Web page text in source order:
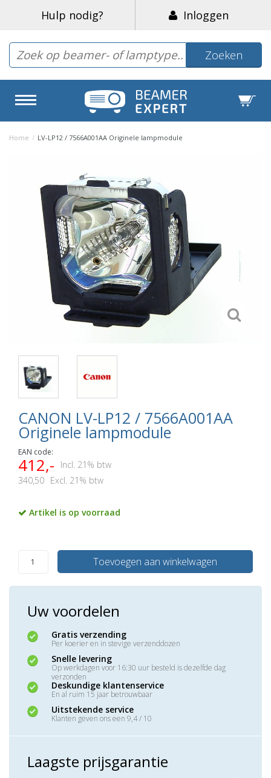
Hulp nodig? Inloggen
Zoeken
Home / LV-LP12 / 7566A001AA Originele lampmodule
CANON LV-LP12 / 7566A001AA
Originele lampmodule
EAN code:
412,-
Incl. 21% btw
340,50 Excl. 21% btw
Artikel is op voorraad
Toevoegen aan winkelwagen
Uw voordelen
Gratis verzending
Per koerier en in stevige verzenddozen
Snelle levering
Op werkdagen voor 16:30 uur besteld is dezelfde dag
verzonden
Deskundige klantenservice
En al ruim 15 jaar betrouwbaar
Uitstekende service
Klanten geven ons een 9,4 / 10
Laagste prijsgarantie